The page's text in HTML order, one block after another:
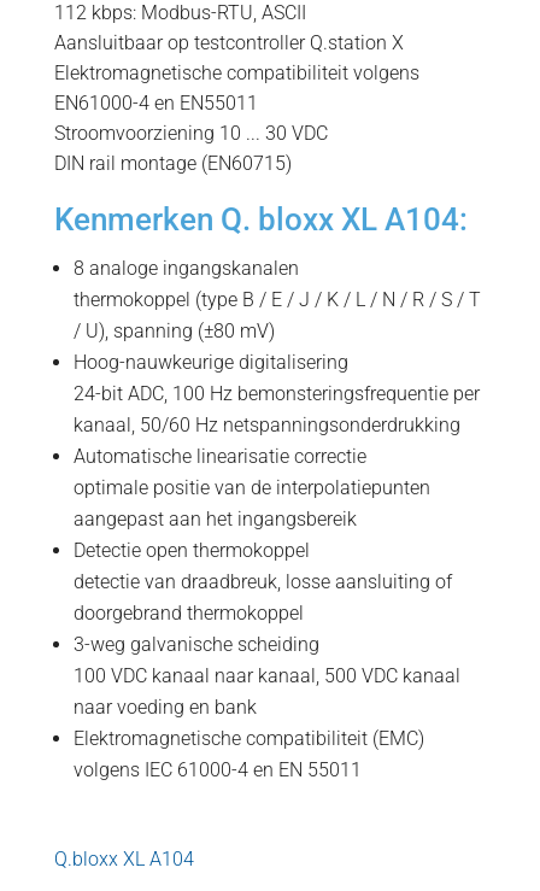
112 kbps: Modbus-RTU, ASCII
Aansluitbaar op testcontroller Q.station X
Elektromagnetische compatibiliteit volgens
EN61000-4 en EN55011
Stroomvoorziening 10 ... 30 VDC
DIN rail montage (EN60715)
Kenmerken Q. bloxx XL A104:
8 analoge ingangskanalen
thermokoppel (type B / E / J / K / L / N / R / S / T
/ U), spanning (±80 mV)
Hoog-nauwkeurige digitalisering
24-bit ADC, 100 Hz bemonsteringsfrequentie per
kanaal, 50/60 Hz netspanningsonderdrukking
Automatische linearisatie correctie
optimale positie van de interpolatiepunten
aangepast aan het ingangsbereik
Detectie open thermokoppel
detectie van draadbreuk, losse aansluiting of
doorgebrand thermokoppel
3-weg galvanische scheiding
100 VDC kanaal naar kanaal, 500 VDC kanaal
naar voeding en bank
Elektromagnetische compatibiliteit (EMC)
volgens IEC 61000-4 en EN 55011
Q.bloxx XL A104